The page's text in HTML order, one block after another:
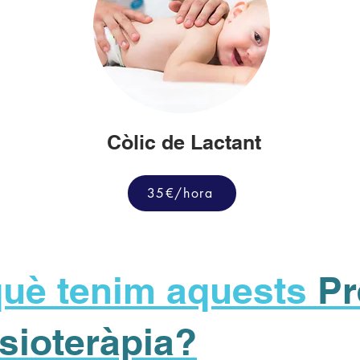
Còlic de Lactant
35€/hora
tenim aquests